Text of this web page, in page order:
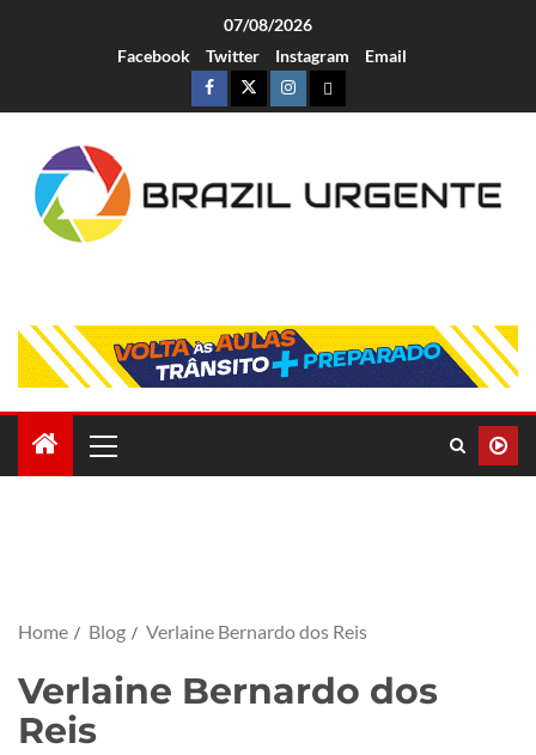
07/08/2026
Facebook
Twitter Instagram Email
Home Blog Verlaine Bernardo dos Reis
Verlaine Bernardo dos
Reis